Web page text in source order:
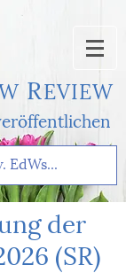
REVIEW
der
(SR)